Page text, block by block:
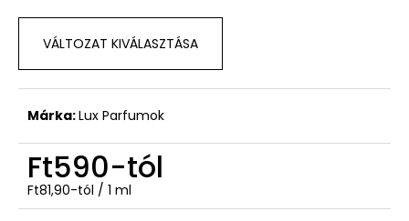
VÁLTOZAT KIVÁLASZTÁSA
Márka:Lux Parfumok
Ft590-tól
Egységár:
Ft81,90-tól / 1 ml